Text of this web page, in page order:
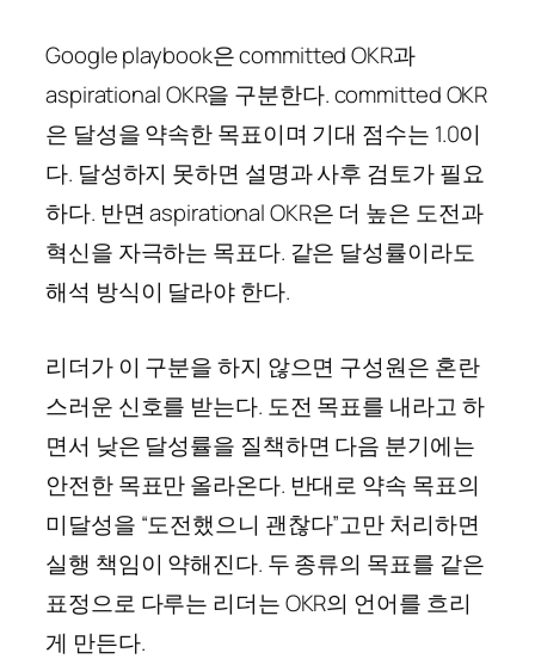
Google playbook은 committed OKR과
aspirational OKR을 구분한다. committed OKR
은 달성을 약속한 목표이며 기대 점수는 1.0이
다. 달성하지 못하면 설명과 사후 검토가 필요
하다. 반면 aspirational OKR은 더 높은 도전과
혁신을 자극하는 목표다. 같은 달성률이라도
해석 방식이 달라야 한다.
리더가 이 구분을 하지 않으면 구성원은 혼란
스러운 신호를 받는다. 도전 목표를 내라고 하
면서 낮은 달성률을 질책하면 다음 분기에는
안전한 목표만 올라온다. 반대로 약속 목표의
미달성을 “도전했으니 괜찮다”고만 처리하면
실행 책임이 약해진다. 두 종류의 목표를 같은
표정으로 다루는 리더는 OKR의 언어를 흐리
게 만든다.